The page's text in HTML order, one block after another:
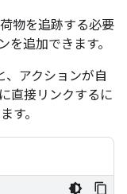
物を追跡する必要
を追加できます。
、アクションが自
直接リンクするに
す。